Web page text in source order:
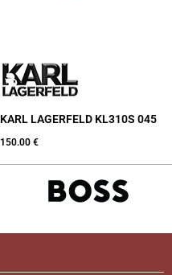
KARL LAGERFELD KL310S 045
150.00 €